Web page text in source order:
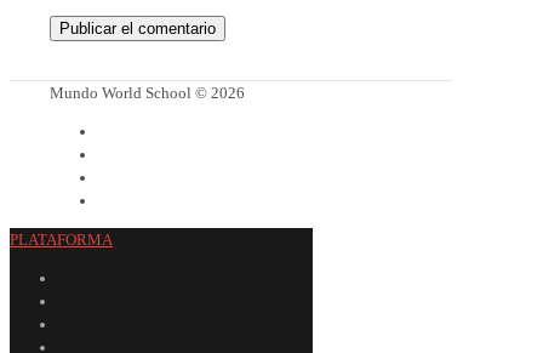
Mundo World School © 2026
PLATAFORMA